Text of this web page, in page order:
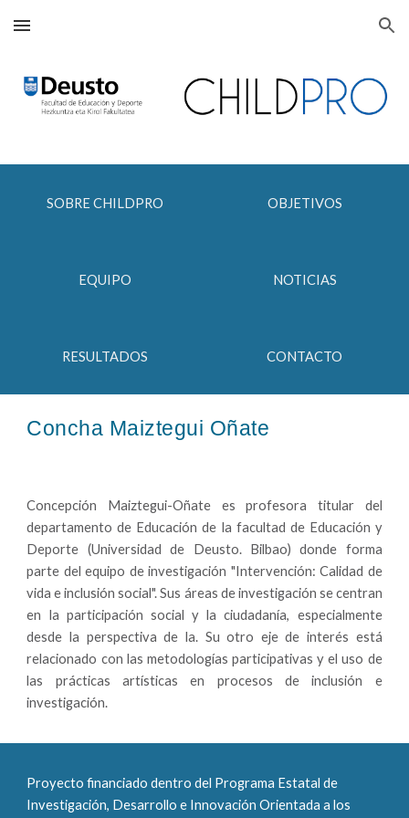
Skip to main content Skip to navigation
SOBRE CHILDPRO OBJETIVOS
EQUIPO NOTICIAS
RESULTADOS CONTACTO
Concha Maiztegui Oñate
Concepción Maiztegui-Oñate es profesora titular del
departamento de Educación de la facultad de Educación y
Deporte (Universidad de Deusto. Bilbao) donde forma
parte del equipo de investigación "Intervención: Calidad de
vida e inclusión social". Sus áreas de investigación se centran
en la participación social y la ciudadanía, especialmente
desde la perspectiva de la. Su otro eje de interés está
relacionado con las metodologías participativas y el uso de
las prácticas artísticas en procesos de inclusión e
investigación.
Proyecto financiado dentro del Programa Estatal de
Investigación, Desarrollo e Innovación Orientada a los